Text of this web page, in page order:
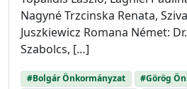
Nagyné Trzcinska Renata,
Juszkiewicz Romana Német:
Szabolcs, […]
#Bolgár Önkormányzat
#Görög